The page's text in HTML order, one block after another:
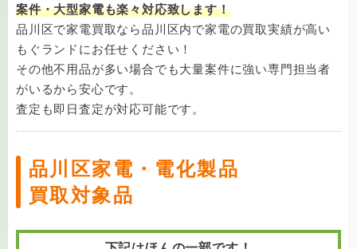
案件・大型家電も楽々対応致します！
品川区で家電買取なら品川区内で家電の買取実績が高い
もぐランドにお任せください！
その他不用品が多い場合でも大量案件に強い専門担当者
がいるから安心です。
査定も即日査定が対応可能です。
品川区家電・電化製品
買取対象品